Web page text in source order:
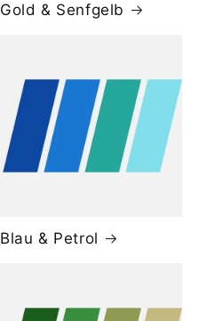
Gold & Senfgelb
Blau & Petrol